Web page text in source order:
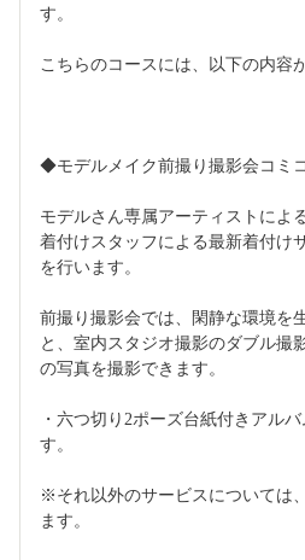
す。
こちらのコースには、以下の内容
◆モデルメイク前撮り撮影会コミ
モデルさん専属アーティストによ
着付けスタッフによる最新着付け
を行います。
前撮り撮影会では、閑静な環境を
と、室内スタジオ撮影のダブル撮
の写真を撮影できます。
・六つ切り2ポーズ台紙付きアル
す。
※それ以外のサービスについては
ます。